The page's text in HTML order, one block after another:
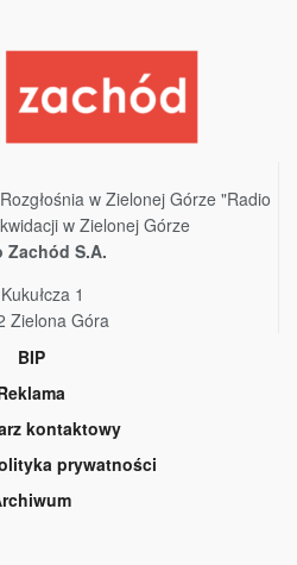
w Zielonej Górze "Radio
w Zielonej Górze
Zachód S.A.
1
Zielona Góra
BIP
kontaktowy
prywatności